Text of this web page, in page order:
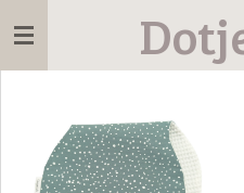
Ga
hoofdinhoud